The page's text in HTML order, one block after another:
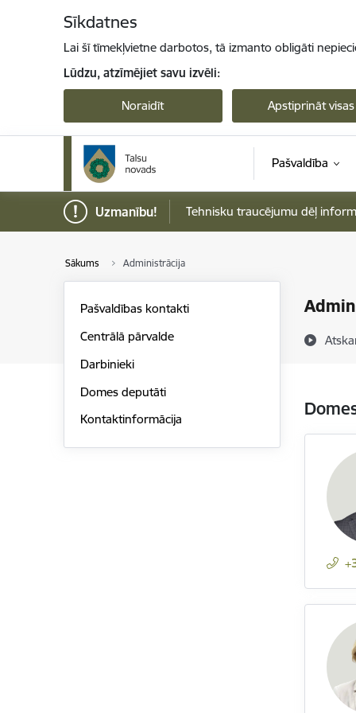
Sīkdatnes
Lai šī tīmekļvietne darbotos, tā izmanto obligāti
Lūdzu, atzīmējiet savu izvēli:
Noraidīt Apstiprināt visas
Pašvaldība
Uzmanību! Tehnisku traucējumu dēļ
Sākums Administrācija
Pašvaldības kontakti
Centrālā pārvalde
Darbinieki
Domes deputāti
Kontaktinformācija